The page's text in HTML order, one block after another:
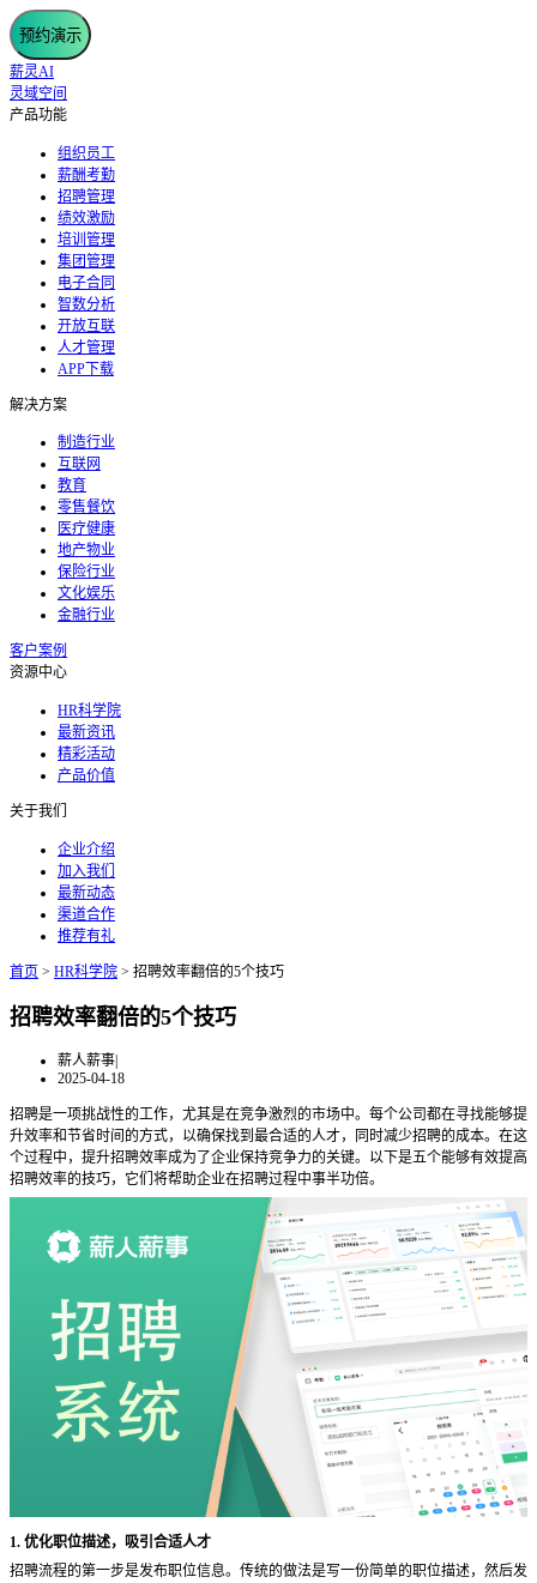
预约演示
薪灵AI
灵域空间
产品功能
组织员工
薪酬考勤
招聘管理
绩效激励
培训管理
集团管理
电子合同
智数分析
开放互联
人才管理
APP下载
解决方案
制造行业
互联网
教育
零售餐饮
医疗健康
地产物业
保险行业
文化娱乐
金融行业
客户案例
资源中心
HR科学院
最新资讯
精彩活动
产品价值
关于我们
企业介绍
加入我们
最新动态
渠道合作
推荐有礼
首页 > HR科学院 > 招聘效率翻倍的5个技巧
招聘效率翻倍的5个技巧
薪人薪事|
2025-04-18
招聘是一项挑战性的工作，尤其是在竞争激烈的市场中。每个公司都在寻找能够提
升效率和节省时间的方式，以确保找到最合适的人才，同时减少招聘的成本。在这
个过程中，提升招聘效率成为了企业保持竞争力的关键。以下是五个能够有效提高
招聘效率的技巧，它们将帮助企业在招聘过程中事半功倍。
1. 优化职位描述，吸引合适人才
招聘流程的第一步是发布职位信息。传统的做法是写一份简单的职位描述，然后发